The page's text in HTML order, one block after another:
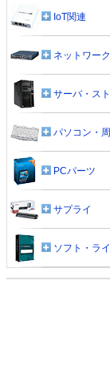
IoT関連
ネットワーク
サーバ・ス
パソコン・
PCパーツ
サプライ
ソフト・ラ